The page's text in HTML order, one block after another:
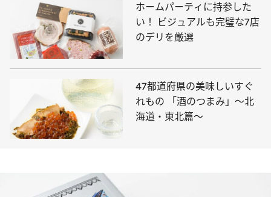
ホームパーティに持参した
い！ ビジュアルも完璧な7店
のデリを厳選
47都道府県の美味しいすぐ
れもの 「酒のつまみ」～北
海道・東北篇～